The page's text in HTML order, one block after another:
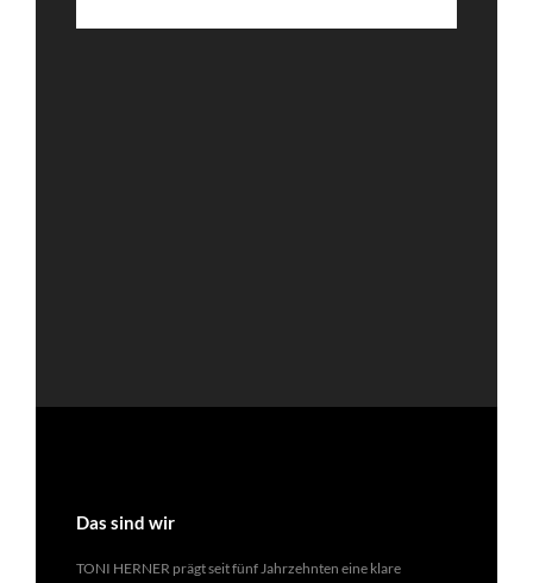
Das sind wir
TONI HERNER prägt seit fünf Jahrzehnten eine klare